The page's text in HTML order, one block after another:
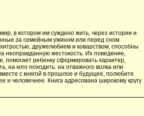
в котором им суждено жить, через истории и
за семейным ужином или перед сном.
дру­желюбием и коварством, способны
неоправданную жестокость. Их поведение,
помогает ребенку сформировать характер,
на кого походить: на отважного волка или
с книгой в прошлое и буду­щее, полюбите
и человечнее. Книга адресована широкому кругу